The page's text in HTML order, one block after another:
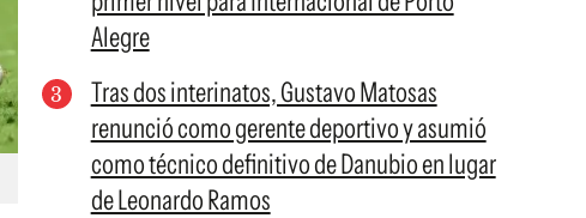
Alegre
Tras dos interinatos, Gustavo Matosas
renunció como gerente deportivo y asumió
como técnico definitivo de Danubio en lugar
de Leonardo Ramos